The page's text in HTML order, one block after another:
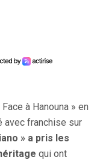
à Hanouna » en
avec franchise sur
» a pris les
qui ont